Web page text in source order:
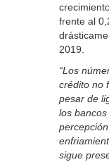
frente al
2019.
“Los
crédito no
pesar de
los
sigue